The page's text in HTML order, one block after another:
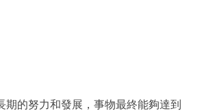
的努力和發展，事物最終能夠達到